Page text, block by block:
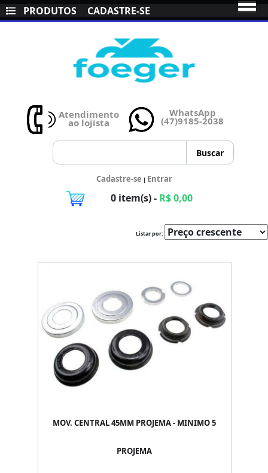
PRODUTOS CADASTRE-SE
Atendimento
ao lojista
WhatsApp
(47)9185-2038
Cadastre-se | Entrar
0 item(s) - R$ 0,00
Listar por:
MOV. CENTRAL 45MM PROJEMA - MINIMO 5
PROJEMA